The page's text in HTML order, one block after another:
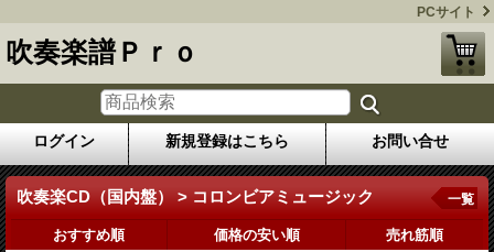
PCサイト
吹奏楽譜Ｐｒｏ
ログイン 新規登録はこちら お問い合せ
吹奏楽CD（国内盤） > コロンビアミュージック 一覧
おすすめ順 価格の安い順 売れ筋順